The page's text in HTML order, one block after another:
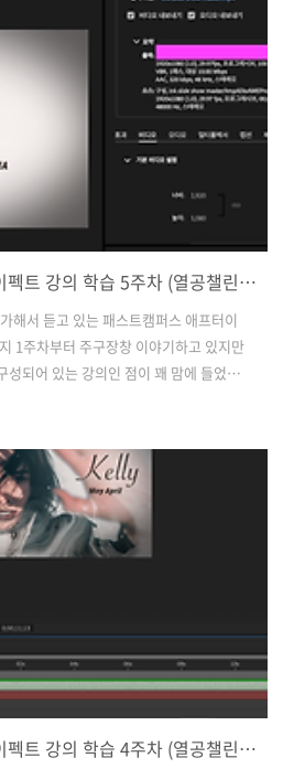
오마카세라는 소개에서 알 수 있듯이 단
점심만 메뉴가 약간 단촐하게 구성된 듯
사진에서 자세히 리뷰 * 점심은 음료가
가격 평일 점..
[패스트캠퍼스] 애프터이펙트 강의 학습 5주차 (열공챌린지)
해서 듣고 있는 패스트캠퍼스 애프터이
1주차부터 주구장창 이야기하고 있지만
성되어 있는 강의인 점이 꽤 맘에 들었다
보가 겪는 오류에 대한 내용을 배웠다
게 시도했는데 버전상의 문제인지.. 마지
다 강의 마무리에 짧은 영상 여러개를
보는 오류해결하는 방법들을 안내한 내
그램에 대해 잘 모르는 왕초보 입장에
어놔서 좋았다 마지막까지 강의를 수강
[패스트캠퍼스] 애프터이펙트 강의 학습 4주차 (열공챌린지)